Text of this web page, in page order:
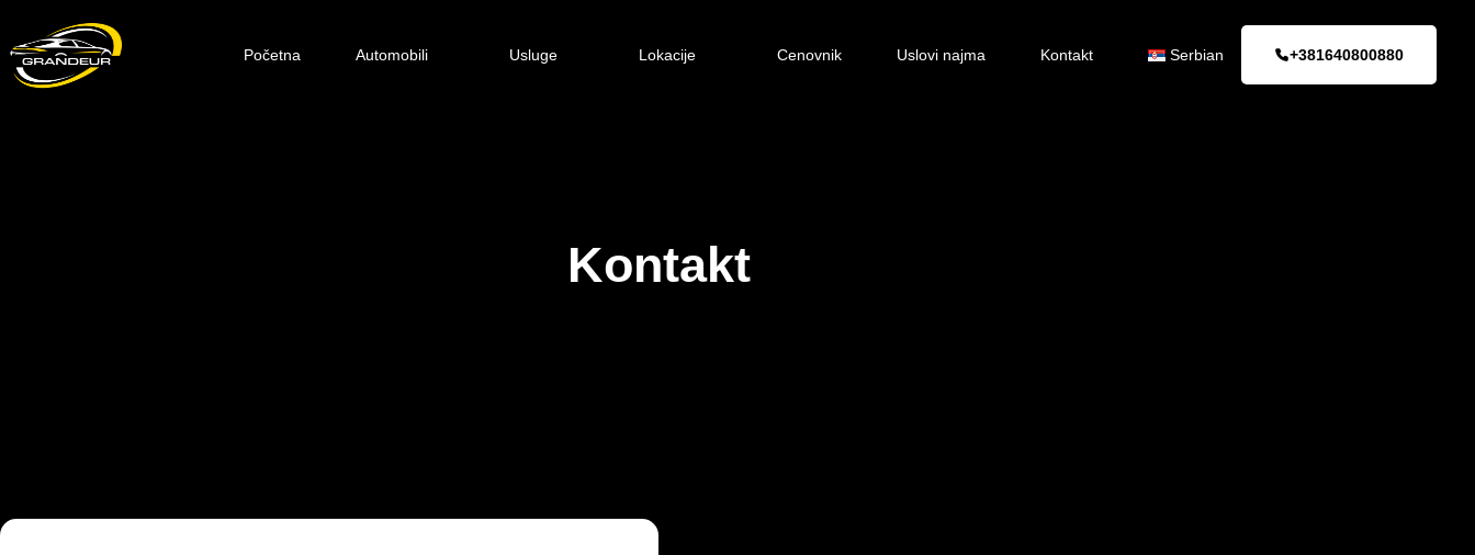
Početna Automobili Usluge Lokacije Cenovnik Uslovi najma Kontakt Serbian +381640800880
Kontakt